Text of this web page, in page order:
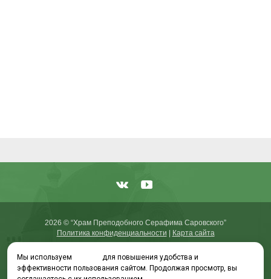
2026 © “Храм Преподобного Серафима Саровского”
Политика конфиденциальности
Карта сайта
Мы используем
для повышения удобства и
эффективности пользования сайтом. Продолжая просмотр, вы